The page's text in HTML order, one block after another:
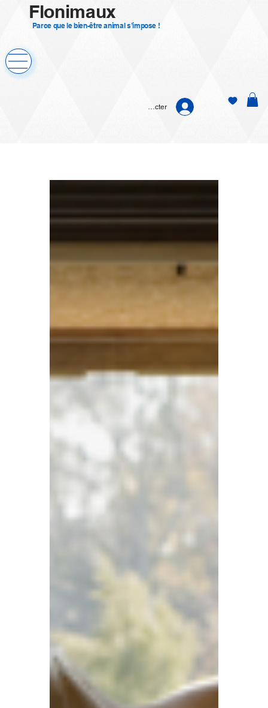
Flonimaux
Parce que le bien-être animal s’impose !
Se connecter